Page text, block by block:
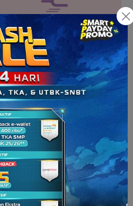
panjang kolom udara saat
kelipatan bilangan ganjil dari